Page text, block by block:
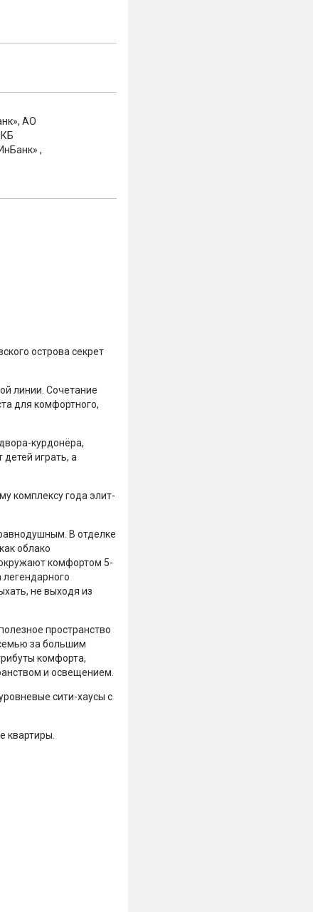
АО
,
острова секрет
линии. Сочетание
для комфортного,
курдонёра,
играть, а
комплексу года элит-
В отделке
облако
комфортом 5-
не выходя из
пространство
за большим
комфорта,
и освещением.
сити-хаусы с
квартиры.